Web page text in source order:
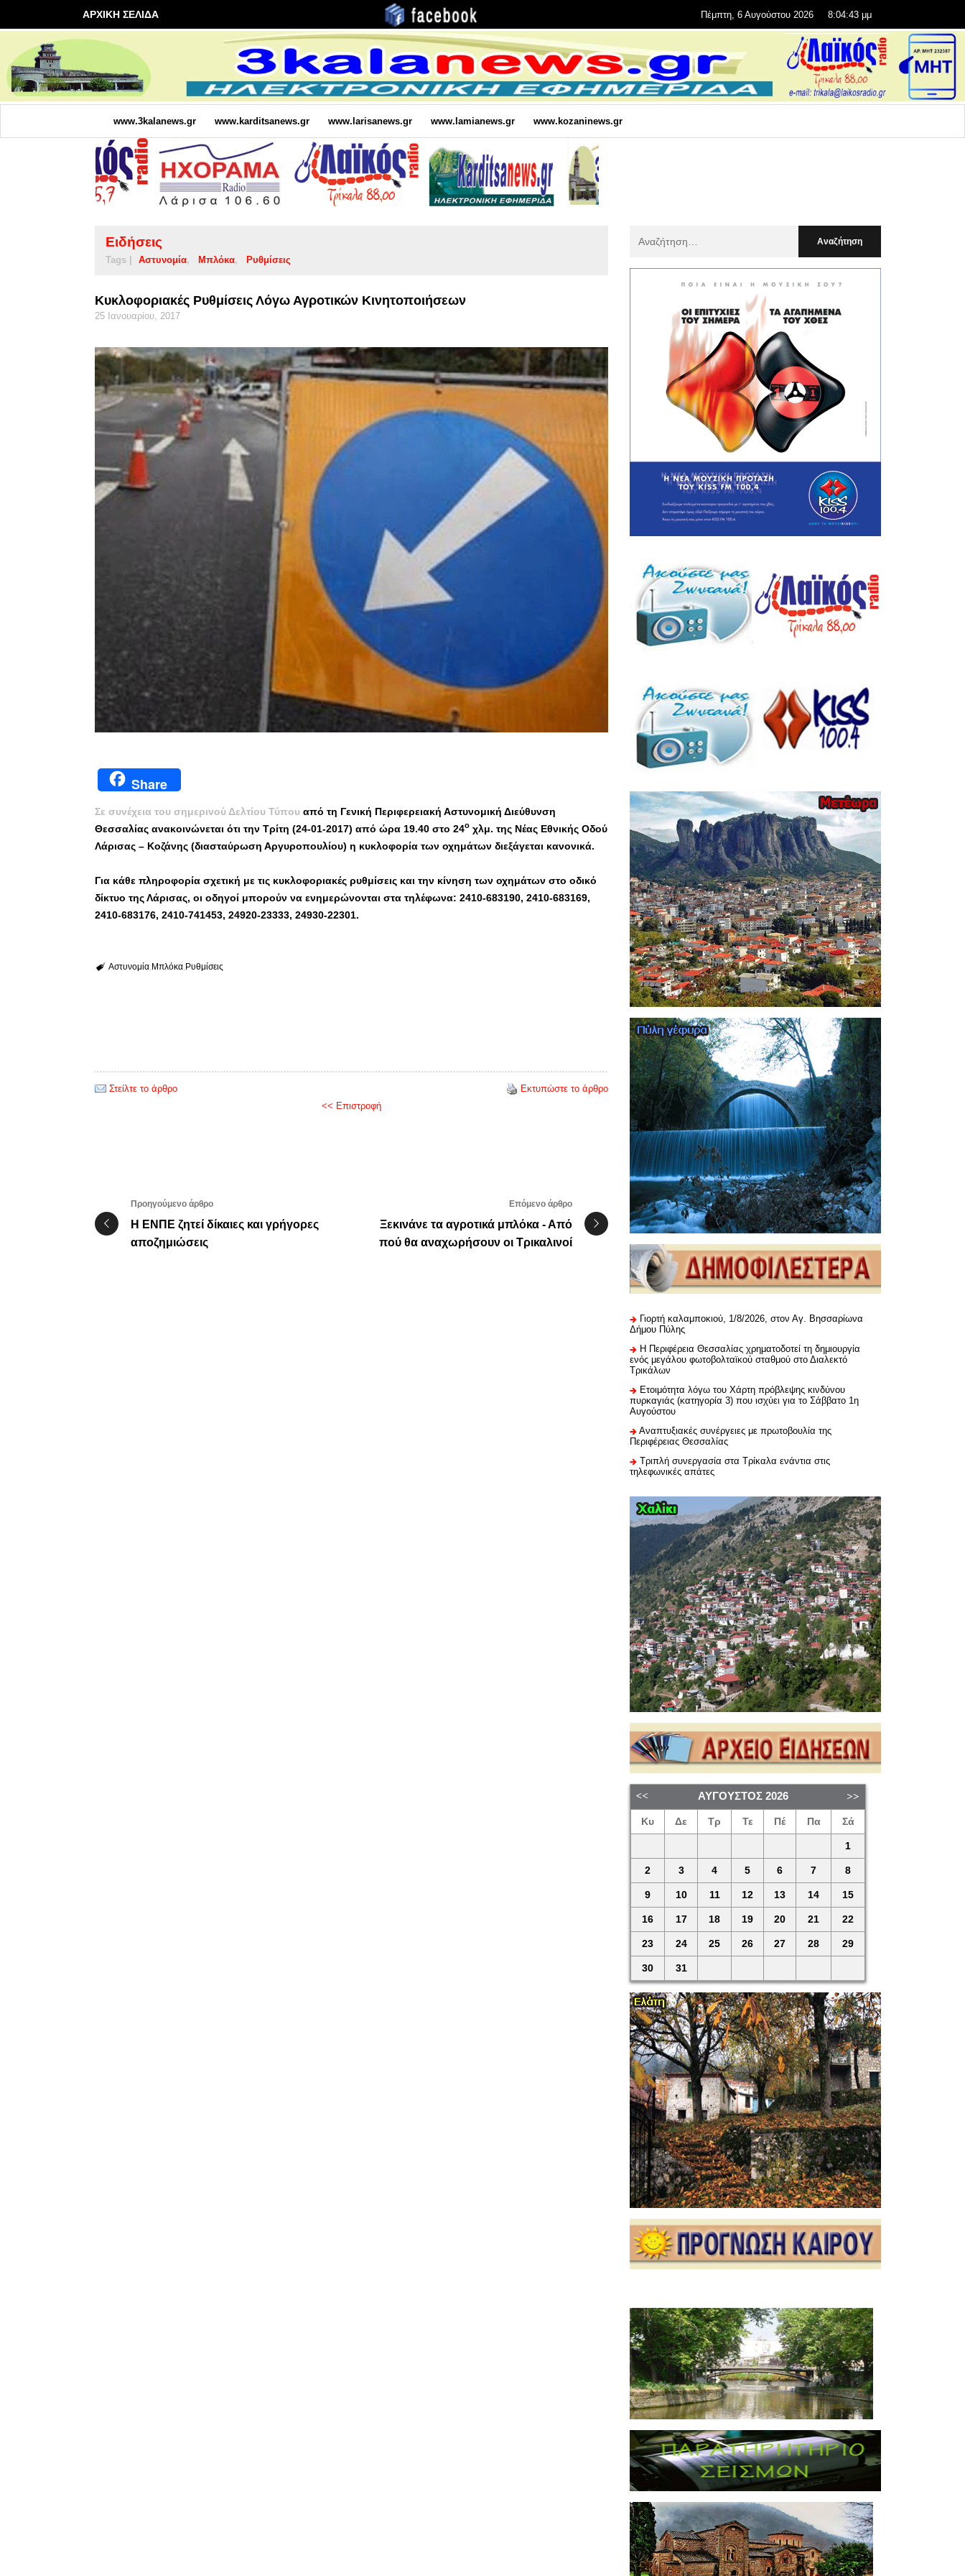
ΑΡΧΙΚΗ ΣΕΛΙΔΑ Πέμπτη, 6 Αυγούστου 2026 8:04:45 μμ
www.3kalanews.gr www.karditsanews.gr www.larisanews.gr www.lamianews.gr www.kozaninews.gr
Ειδήσεις
Tags | Αστυνομία Μπλόκα Ρυθμίσεις
Κυκλοφοριακές Ρυθμίσεις Λόγω Αγροτικών Κινητοποιήσεων
25 Ιανουαρίου, 2017
Share
Σε συνέχεια του σημερινού Δελτίου Τύπου από τη Γενική Περιφερειακή Αστυνομική Διεύθυνση
Θεσσαλίας ανακοινώνεται ότι την Τρίτη (24-01-2017) από ώρα 19.40 στο 24ο χλμ. της Νέας Εθνικής Οδού
Λάρισας – Κοζάνης (διασταύρωση Αργυροπουλίου) η κυκλοφορία των οχημάτων διεξάγεται κανονικά.
Για κάθε πληροφορία σχετική με τις κυκλοφοριακές ρυθμίσεις και την κίνηση των οχημάτων στο οδικό
δίκτυο της Λάρισας, οι οδηγοί μπορούν να ενημερώνονται στα τηλέφωνα: 2410-683190, 2410-683169,
2410-683176, 2410-741453, 24920-23333, 24930-22301.
Αστυνομία Μπλόκα Ρυθμίσεις
Στείλτε το άρθρο
Εκτυπώστε το άρθρο
<< Επιστροφή
Προηγούμενο άρθρο
Η ΕΝΠΕ ζητεί δίκαιες και γρήγορες
αποζημιώσεις
Επόμενο άρθρο
Ξεκινάνε τα αγροτικά μπλόκα - Από
πού θα αναχωρήσουν οι Τρικαλινοί
:
Γιορτή καλαμποκιού, 1/8/2026, στον Αγ. Βησσαρίωνα
Δήμου Πύλης
H Περιφέρεια Θεσσαλίας χρηματοδοτεί τη δημιουργία
ενός μεγάλου φωτοβολταϊκού σταθμού στο Διαλεκτό
Τρικάλων
Ετοιμότητα λόγω του Χάρτη πρόβλεψης κινδύνου
πυρκαγιάς (κατηγορία 3) που ισχύει για το Σάββατο 1η
Αυγούστου
Αναπτυξιακές συνέργειες με πρωτοβουλία της
Περιφέρειας Θεσσαλίας
Τριπλή συνεργασία στα Τρίκαλα ενάντια στις
τηλεφωνικές απάτες
ΑΎΓΟΥΣΤΟΣ 2026
Κυ Δε Τρ Τε Πέ Πα Σά
1
2 3 4 5 6 7 8
9 10 11 12 13 14 15
16 17 18 19 20 21 22
23 24 25 26 27 28 29
30 31